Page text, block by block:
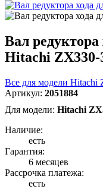
Вал редуктора
Hitachi ZX330-
Все для модели Hitachi
Артикул: 2051884
Для модели: Hitachi
Наличие:
есть
Гарантия:
6 месяцев
Рассрочка платежа:
есть